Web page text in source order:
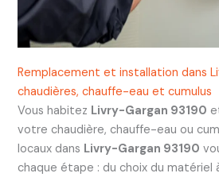
Remplacement et installation dans
chaudières, chauffe-eau et cumulus
Vous habitez Livry-Gargan 93190
votre chaudière, chauffe-eau ou
locaux dans Livry-Gargan 93190
chaque étape : du choix du matériel